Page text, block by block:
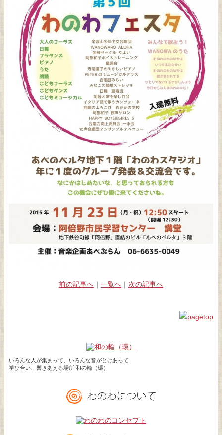
前の記事へ｜ 一覧へ｜ 次の記事へ
いろんな人が集まって、いろんな音がとけあって
学び合い、響きあえる場所 和の輪（環）